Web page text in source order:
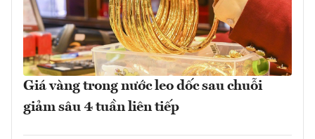
Giá vàng trong nước leo dốc sau chuỗi
giảm sâu 4 tuần liên tiếp